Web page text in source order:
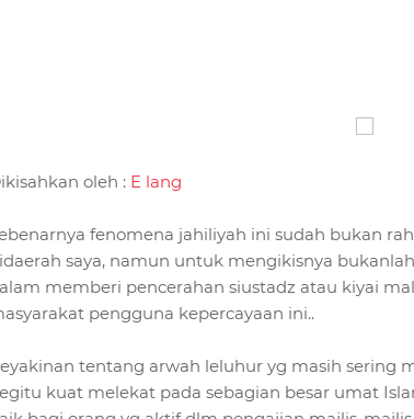
oleh : E lang
fenomena jahiliyah ini sudah bukan
saya, namun untuk mengikisnya
memberi pencerahan siustadz atau kiyai
pengguna kepercayaan ini..
tentang arwah leluhur yg masih sering
kuat melekat pada sebagian besar umat